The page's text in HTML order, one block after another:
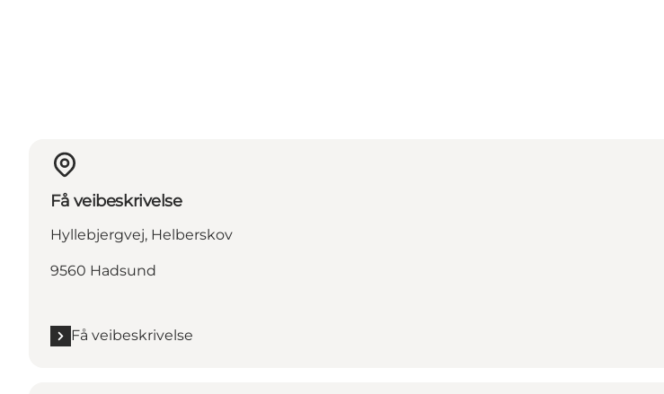
Få veibeskrivelse
Hyllebjergvej, Helberskov
9560 Hadsund
Få veibeskrivelse